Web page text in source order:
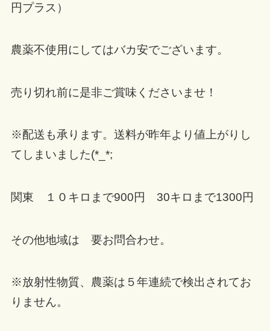
円プラス）
農薬不使用にしてはバカ安でございます。
売り切れ前に是非ご賞味くださいませ！
※配送も承ります。送料が昨年より値上がりし
てしまいました(*_*;
関東 １０キロまで900円 30キロまで1300円
その他地域は 要お問合わせ。
※放射性物質、農薬は５年連続で検出されてお
りません。